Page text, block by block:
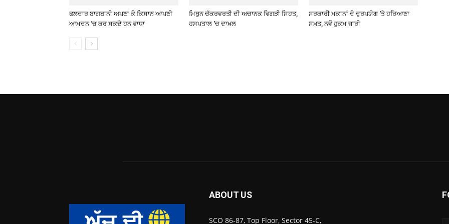
ਫਲਦਾਰ ਬਾਗਬਾਨੀ ਅਪਣਾ ਕੇ ਕਿਸਾਨ ਆਪਣੀ
ਆਮਦਨ ‘ਚ ਕਰ ਸਕਦੇ ਹਨ ਵਾਧਾ
ਮਿਥੁਨ ਚੱਕਰਵਰਤੀ ਦੀ ਅਚਾਨਕ ਵਿਗੜੀ ਸਿਹਤ,
ਹਸਪਤਾਲ ‘ਚ ਦਾਖ਼ਲ
ਸਰਕਾਰੀ ਮਕਾਨਾਂ ਦੇ ਦੁਰਪਯੋਗ ‘ਤੇ ਹਰਿਆਣਾ
ਸਖ਼ਤ, ਨਵੇਂ ਹੁਕਮ ਜਾਰੀ
ABOUT US
SCO 86-87, Top Floor, Sector 45-C,